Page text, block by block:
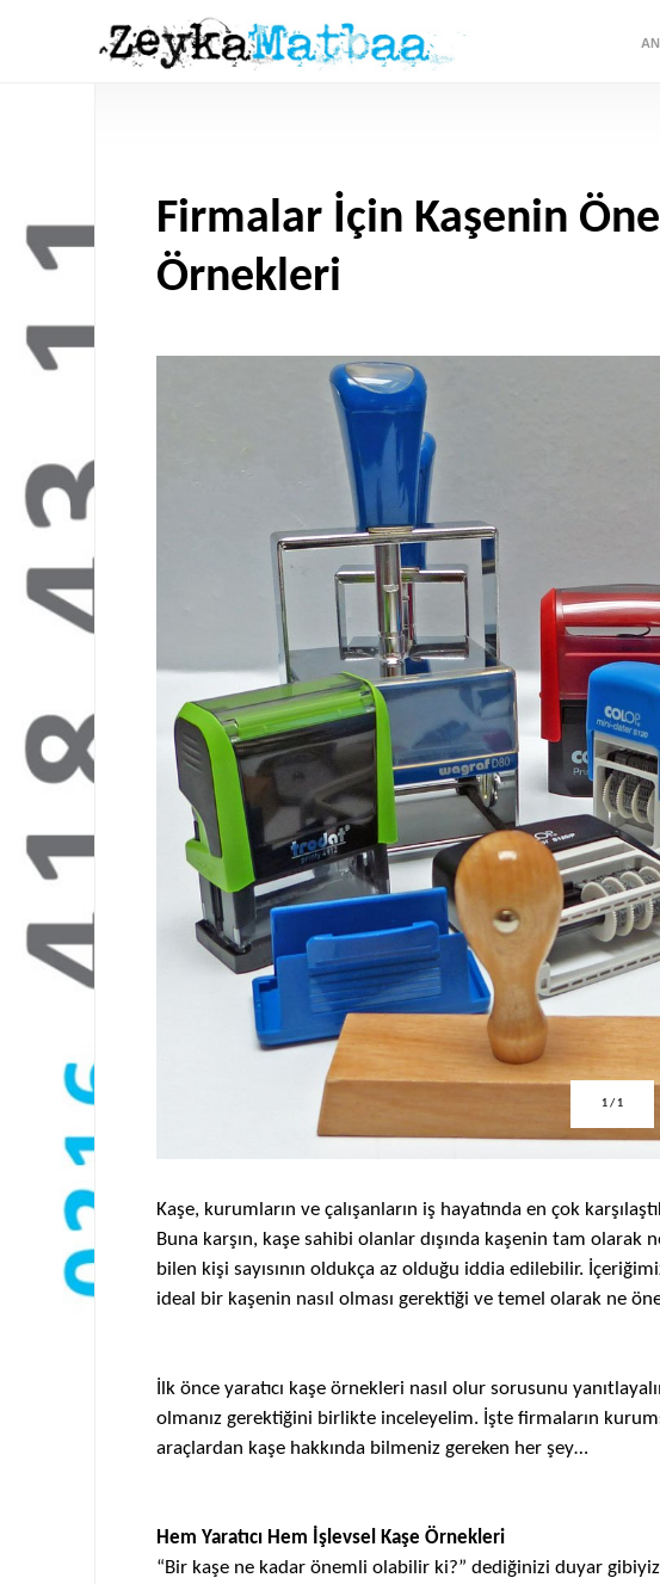
Firmalar İçin Kaşenin
Örnekleri
1/1
Kaşe, kurumların ve çalışanların iş hayatında en çok
Buna karşın, kaşe sahibi olanlar dışında kaşenin tam olarak
bilen kişi sayısının oldukça az olduğu iddia edilebilir.
ideal bir kaşenin nasıl olması gerektiği ve temel olarak ne
İlk önce yaratıcı kaşeörnekleri nasıl olur sorusunu
olmanız gerektiğini birlikte inceleyelim. İşte firmaların
araçlardan kaşe hakkında bilmeniz gereken her şey…
Hem Yaratıcı Hem İşlevsel Kaşe Örnekleri
“Bir kaşe ne kadar önemli olabilir ki?” dediğinizi duyar